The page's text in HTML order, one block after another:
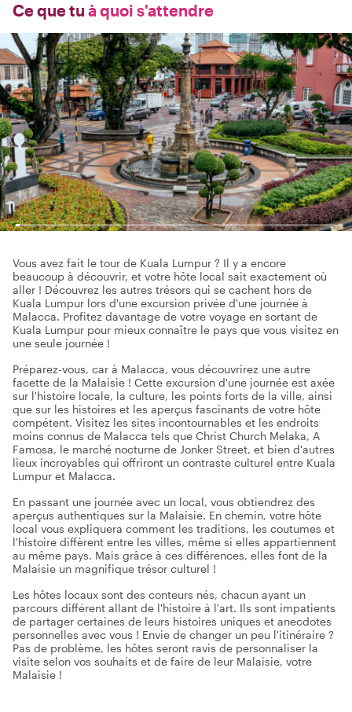
Ce que tu à quoi s'attendre
Vous avez fait le tour de Kuala Lumpur ? Il y a encore
beaucoup à découvrir, et votre hôte local sait exactement où
aller ! Découvrez les autres trésors qui se cachent hors de
Kuala Lumpur lors d'une excursion privée d'une journée à
Malacca. Profitez davantage de votre voyage en sortant de
Kuala Lumpur pour mieux connaître le pays que vous visitez en
une seule journée !
Préparez-vous, car à Malacca, vous découvrirez une autre
facette de la Malaisie ! Cette excursion d'une journée est axée
sur l'histoire locale, la culture, les points forts de la ville, ainsi
que sur les histoires et les aperçus fascinants de votre hôte
compétent. Visitez les sites incontournables et les endroits
moins connus de Malacca tels que Christ Church Melaka, A
Famosa, le marché nocturne de Jonker Street, et bien d'autres
lieux incroyables qui offriront un contraste culturel entre Kuala
Lumpur et Malacca.
En passant une journée avec un local, vous obtiendrez des
aperçus authentiques sur la Malaisie. En chemin, votre hôte
local vous expliquera comment les traditions, les coutumes et
l'histoire diffèrent entre les villes, même si elles appartiennent
au même pays. Mais grâce à ces différences, elles font de la
Malaisie un magnifique trésor culturel !
Les hôtes locaux sont des conteurs nés, chacun ayant un
parcours différent allant de l'histoire à l'art. Ils sont impatients
de partager certaines de leurs histoires uniques et anecdotes
personnelles avec vous ! Envie de changer un peu l'itinéraire ?
Pas de problème, les hôtes seront ravis de personnaliser la
visite selon vos souhaits et de faire de leur Malaisie, votre
Malaisie !